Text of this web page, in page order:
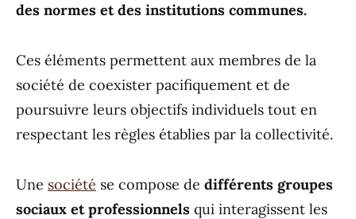
des normes et des institutions communes.
Ces éléments permettent aux membres de la
société de coexister pacifiquement et de
poursuivre leurs objectifs individuels tout en
respectant les règles établies par la collectivité.
Une société se compose de différents groupes
sociaux et professionnels qui interagissent les